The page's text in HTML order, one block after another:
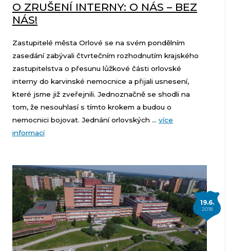
O ZRUŠENÍ INTERNY: O NÁS – BEZ
NÁS!
Zastupitelé města Orlové se na svém pondělním
zasedání zabývali čtvrtečním rozhodnutím krajského
zastupitelstva o přesunu lůžkové části orlovské
interny do karvinské nemocnice a přijali usnesení,
které jsme již zveřejnili. Jednoznačně se shodli na
tom, že nesouhlasí s tímto krokem a budou o
nemocnici bojovat. Jednání orlovských ... více
informací
19.6.
2018